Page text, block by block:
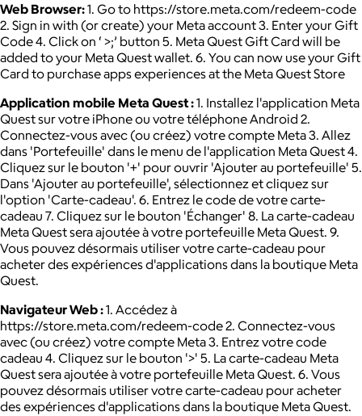
Web Browser:1. Go to https://store.meta.com/redeem-code
2. Sign in with (or create) your Meta account 3. Enter your Gift
Code 4. Click on ‘ >;’ button 5. Meta Quest Gift Card will be
added to your Meta Quest wallet. 6. You can now use your Gift
Card to purchase apps experiences at the Meta Quest Store
Application mobile Meta Quest :1. Installez l'application Meta
Quest sur votre iPhone ou votre téléphone Android 2.
Connectez-vous avec (ou créez) votre compte Meta 3. Allez
dans 'Portefeuille' dans le menu de l'application Meta Quest 4.
Cliquez sur le bouton '+' pour ouvrir 'Ajouter au portefeuille' 5.
Dans 'Ajouter au portefeuille', sélectionnez et cliquez sur
l'option 'Carte-cadeau'. 6. Entrez le code de votre carte-
cadeau 7. Cliquez sur le bouton 'Échanger' 8. La carte-cadeau
Meta Quest sera ajoutée à votre portefeuille Meta Quest. 9.
Vous pouvez désormais utiliser votre carte-cadeau pour
acheter des expériences d'applications dans la boutique Meta
Quest.
Navigateur Web :1. Accédez à
https://store.meta.com/redeem-code 2. Connectez-vous
avec (ou créez) votre compte Meta 3. Entrez votre code
cadeau 4. Cliquez sur le bouton '>' 5. La carte-cadeau Meta
Quest sera ajoutée à votre portefeuille Meta Quest. 6. Vous
pouvez désormais utiliser votre carte-cadeau pour acheter
des expériences d'applications dans la boutique Meta Quest.